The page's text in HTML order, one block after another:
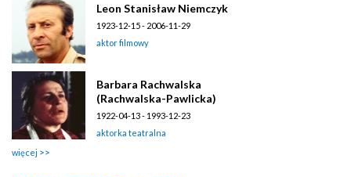
Leon Stanisław Niemczyk
1923-12-15 - 2006-11-29
aktor filmowy
Barbara Rachwalska
(Rachwalska-Pawlicka)
1922-04-13 - 1993-12-23
aktorka teatralna
więcej